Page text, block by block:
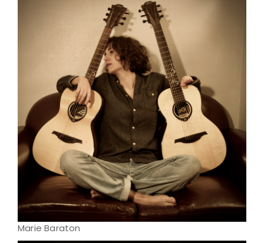
Marie Baraton